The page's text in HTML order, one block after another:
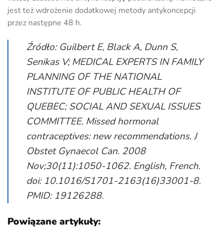
jest też wdrożenie dodatkowej metody antykoncepcji
przez następne 48 h.
Źródło: Guilbert E, Black A, Dunn S,
Senikas V; MEDICAL EXPERTS IN FAMILY
PLANNING OF THE NATIONAL
INSTITUTE OF PUBLIC HEALTH OF
QUEBEC; SOCIAL AND SEXUAL ISSUES
COMMITTEE. Missed hormonal
contraceptives: new recommendations. J
Obstet Gynaecol Can. 2008
Nov;30(11):1050-1062. English, French.
doi: 10.1016/S1701-2163(16)33001-8.
PMID: 19126288.
Powiązane artykuły: